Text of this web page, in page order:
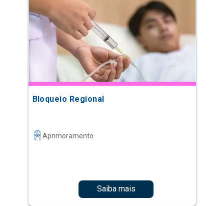
Bloqueio Regional
Aprimoramento
Saiba mais